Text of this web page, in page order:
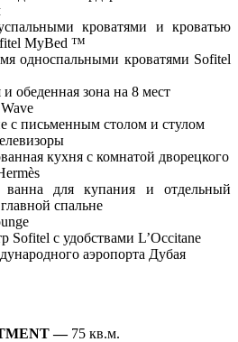
кроватями и кроватью
MyBed ™
односпальными кроватями Sofitel
обеденная зона на 8 мест
с письменным столом и стулом
кухня с комнатой дворецкого
ванна для купания и отдельный
спальне
с удобствами L’Occitane
аэропорта Дубая
— 75 кв.м.